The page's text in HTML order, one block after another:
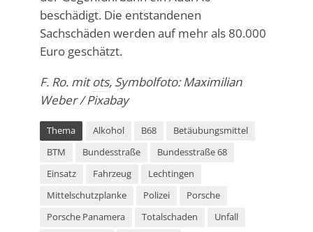
beschädigt. Die entstandenen
Sachschäden werden auf mehr als 80.000
Euro geschätzt.
F. Ro. mitots, Symbolfoto: Maximilian
Weber / Pixabay
Thema Alkohol B68
Betäubungsmittel
BTM
Bundesstraße
Bundesstraße 68
Einsatz
Fahrzeug
Lechtingen
Mittelschutzplanke
Polizei
Porsche
Porsche Panamera
Totalschaden Unfall